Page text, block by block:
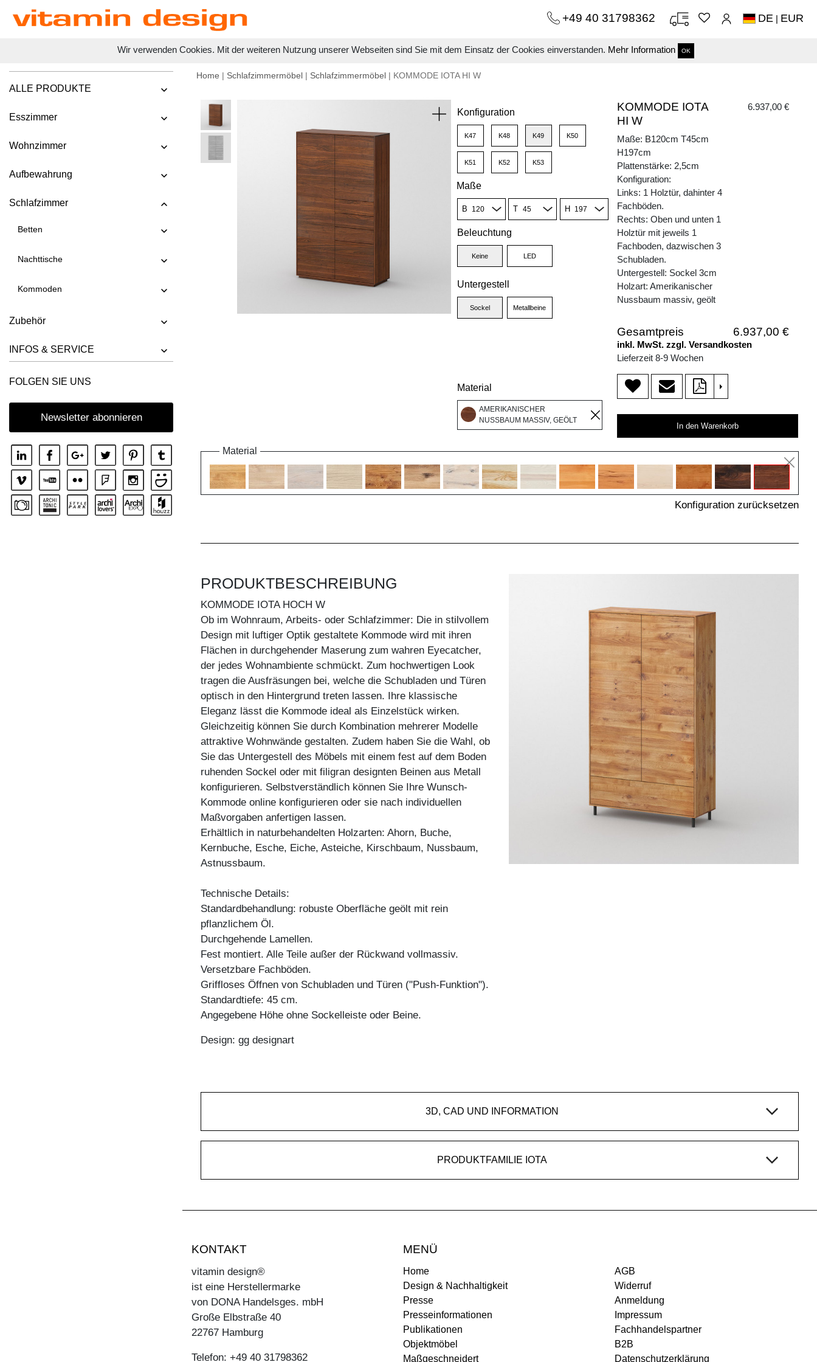
Wir verwenden Cookies. Mit der weiteren Nutzung unserer Webseiten sind Sie mit dem Einsatz der Cookies einverstanden. Mehr Information OK
+49 40 31798362 DE | EUR
ALLE PRODUKTE
Esszimmer
Wohnzimmer
Aufbewahrung
Schlafzimmer
Betten
Nachttische
Kommoden
Zubehör
INFOS & SERVICE
FOLGEN SIE UNS
Newsletter abonnieren
Home | Schlafzimmermöbel | Schlafzimmermöbel | KOMMODE IOTA HI W
Konfiguration
K47 K48 K49 K50
K51 K52 K53
Maße
B T H
Beleuchtung
Keine LED
Untergestell
Sockel Metallbeine
Material
AMERIKANISCHER
NUSSBAUM MASSIV, GEÖLT
KOMMODE IOTA
HI W
6.937,00 €
Maße: B120cm T45cm
H197cm
Plattenstärke: 2,5cm
Konfiguration:
Links: 1 Holztür, dahinter 4
Fachböden.
Rechts: Oben und unten 1
Holztür mit jeweils 1
Fachboden, dazwischen 3
Schubladen.
Untergestell: Sockel 3cm
Holzart: Amerikanischer
Nussbaum massiv, geölt
Gesamtpreis 6.937,00 €
inkl. MwSt. zzgl. Versandkosten
Lieferzeit 8-9 Wochen
>
In den Warenkorb
Material
Konfiguration zurücksetzen
PRODUKTBESCHREIBUNG
KOMMODE IOTA HOCH W
Ob im Wohnraum, Arbeits- oder Schlafzimmer: Die in stilvollem
Design mit luftiger Optik gestaltete Kommode wird mit ihren
Flächen in durchgehender Maserung zum wahren Eyecatcher,
der jedes Wohnambiente schmückt. Zum hochwertigen Look
tragen die Ausfräsungen bei, welche die Schubladen und Türen
optisch in den Hintergrund treten lassen. Ihre klassische
Eleganz lässt die Kommode ideal als Einzelstück wirken.
Gleichzeitig können Sie durch Kombination mehrerer Modelle
attraktive Wohnwände gestalten. Zudem haben Sie die Wahl, ob
Sie das Untergestell des Möbels mit einem fest auf dem Boden
ruhenden Sockel oder mit filigran designten Beinen aus Metall
konfigurieren. Selbstverständlich können Sie Ihre Wunsch-
Kommode online konfigurieren oder sie nach individuellen
Maßvorgaben anfertigen lassen.
Erhältlich in naturbehandelten Holzarten: Ahorn, Buche,
Kernbuche, Esche, Eiche, Asteiche, Kirschbaum, Nussbaum,
Astnussbaum.
Technische Details:
Standardbehandlung: robuste Oberfläche geölt mit rein
pflanzlichem Öl.
Durchgehende Lamellen.
Fest montiert. Alle Teile außer der Rückwand vollmassiv.
Versetzbare Fachböden.
Griffloses Öffnen von Schubladen und Türen ("Push-Funktion").
Standardtiefe: 45 cm.
Angegebene Höhe ohne Sockelleiste oder Beine.
Design: gg designart
3D, CAD UND INFORMATION
PRODUKTFAMILIE IOTA
KONTAKT
vitamin design®
ist eine Herstellermarke
von DONA Handelsges. mbH
Große Elbstraße 40
22767 Hamburg
Telefon: +49 40 31798362
MENÜ
Home
Design & Nachhaltigkeit
Presse
Presseinformationen
Publikationen
Objektmöbel
Maßgeschneidert
AGB
Widerruf
Anmeldung
Impressum
Fachhandelspartner
B2B
Datenschutzerklärung